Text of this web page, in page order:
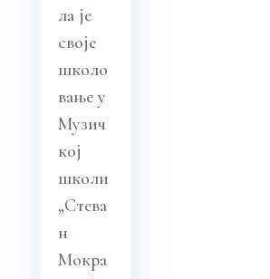
ла је
своје
школо
вање у
Музич
кој
школи
„Стева
н
Мокра